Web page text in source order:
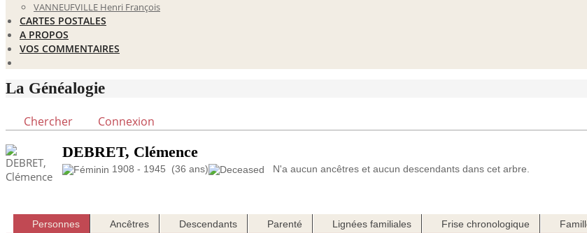
VANNEUFVILLE Henri François
CARTES POSTALES
A PROPOS
VOS COMMENTAIRES
La Généalogie
Chercher Connexion
DEBRET, Clémence
1908 - 1945 (36 ans) N'a aucun ancêtres et aucun descendants dans cet arbre.
Personnes Ancêtres Descendants Parenté Lignées familiales Frise chronologique